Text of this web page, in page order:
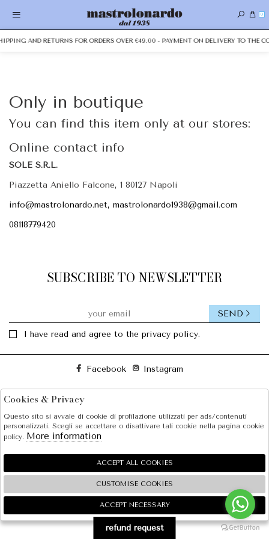
0
AND RETURNS FOR ORDERS OVER €49.00 - PAYMENT ON DELIVERY TO THE
Only in boutique
You can find this item only at our stores:
Online contact info
SOLE S.R.L.
Piazzetta Aniello Falcone, 1 80127 Napoli
info@mastrolonardo.net, mastrolonardo1938@gmail.com
08118779420
SUBSCRIBE TO NEWSLETTER
I have read and agree to the privacy policy.
SEND
Facebook Instagram
SHOPPING
EXTRA
gruppo Zucchetti
🍪
refund request
Cookies & Privacy
Questo sito si avvale di cookie di profilazione utilizzati per ads/contenuti
personalizzati. Scegli se accettare o disattivare tali cookie nella pagina cookie
policy. More information
ACCEPT ALL COOKIES
CUSTOMISE COOKIES
ACCEPT NECESSARY